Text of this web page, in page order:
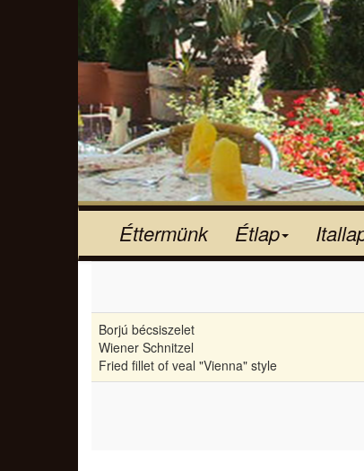
Éttermünk Étlap
Borjú bécsiszelet
Wiener Schnitzel
Fried fillet of veal "Vienna" style